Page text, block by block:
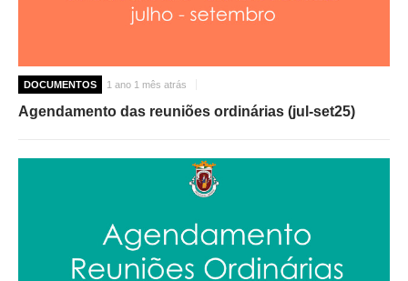
DOCUMENTOS 1 ano 1 mês atrás
Agendamento das reuniões ordinárias (jul-set25)